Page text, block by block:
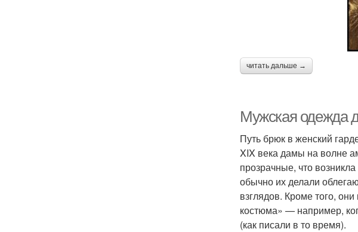
читать дальше →
Мужская одежда
Путь брюк в женский
XIX века дамы на волне
прозрачные, что
обычно их делали
взглядов. Кроме того,
костюма» — например,
(как писали в то время).